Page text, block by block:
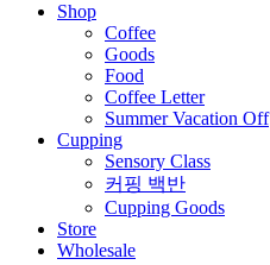
Shop
Coffee
Goods
Food
Coffee Letter
Summer Vacation Off
Cupping
Sensory Class
커핑 백반
Cupping Goods
Store
Wholesale